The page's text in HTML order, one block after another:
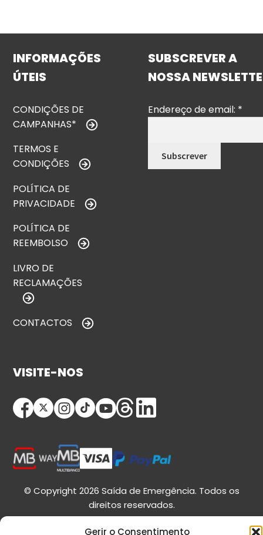
Gerir o Consentimento
INFORMAÇÕES
ÚTEIS
CONDIÇÕES DE
CAMPANHAS*
TERMOS E
CONDIÇÕES
POLÍTICA DE
PRIVACIDADE
POLÍTICA DE
REEMBOLSO
LIVRO DE
RECLAMAÇÕES
CONTACTOS
SUBSCREVER A
NOSSA
Endereço de email: *
VISITE-NOS
© Copyright 2026 Saída de Emergência. Todos os
direitos reservados.